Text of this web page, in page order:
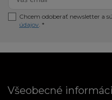
Chcem odoberať newsletter a
údajov. *
Všeobecné